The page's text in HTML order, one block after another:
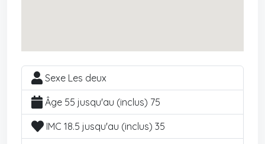
Sexe Les deux
Âge 55 jusqu'au (inclus) 75
IMC 18.5 jusqu'au (inclus) 35